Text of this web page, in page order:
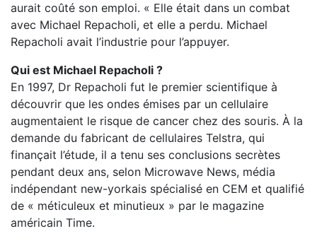
aurait coûté son emploi. « Elle était dans un combat
avec Michael Repacholi, et elle a perdu. Michael
Repacholi avait l’industrie pour l’appuyer.
Qui est Michael Repacholi ?
En 1997, Dr Repacholi fut le premier scientifique à
découvrir que les ondes émises par un cellulaire
augmentaient le risque de cancer chez des souris. À la
demande du fabricant de cellulaires Telstra, qui
finançait l’étude, il a tenu ses conclusions secrètes
pendant deux ans, selon Microwave News, média
indépendant new-yorkais spécialisé en CEM et qualifié
de « méticuleux et minutieux » par le magazine
américain Time.